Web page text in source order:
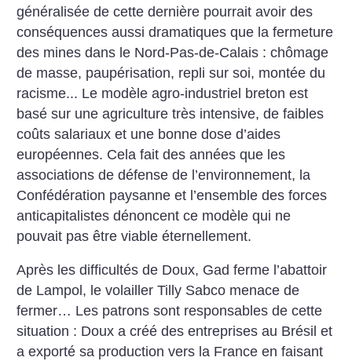
généralisée de cette dernière pourrait avoir des
conséquences aussi dramatiques que la fermeture
des mines dans le Nord-Pas-de-Calais : chômage
de masse, paupérisation, repli sur soi, montée du
racisme... Le modèle agro-industriel breton est
basé sur une agriculture très intensive, de faibles
coûts salariaux et une bonne dose d’aides
européennes. Cela fait des années que les
associations de défense de l’environnement, la
Confédération paysanne et l’ensemble des forces
anticapitalistes dénoncent ce modèle qui ne
pouvait pas être viable éternellement.
Après les difficultés de Doux, Gad ferme l’abattoir
de Lampol, le volailler Tilly Sabco menace de
fermer… Les patrons sont responsables de cette
situation : Doux a créé des entreprises au Brésil et
a exporté sa production vers la France en faisant